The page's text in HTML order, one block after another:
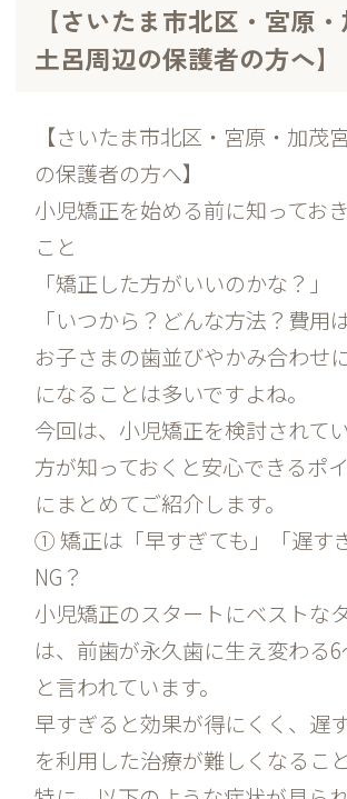
【さいたま市北区・宮原
土呂周辺の保護者の方へ】
【さいたま市北区・宮原・加茂
の保護者の方へ】
小児矯正を始める前に知ってお
こと
「矯正した方がいいのかな？」
「いつから？どんな方法？費用
お子さまの歯並びやかみ合わせ
になることは多いですよね。
今回は、小児矯正を検討されて
方が知っておくと安心できるポ
にまとめてご紹介します。
① 矯正は「早すぎても」「遅す
NG？
小児矯正のスタートにベストな
は、前歯が永久歯に生え変わる6
と言われています。
早すぎると効果が得にくく、遅
を利用した治療が難しくなること